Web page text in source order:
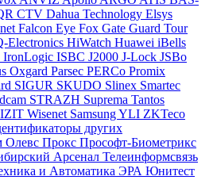
CTV Dahua Technology Elsys
Falcon Eye Fox Gate Guard Tour
Electronics HiWatch Huawei iBells
IronLogic ISBC J2000 J-Lock JSBo
Oxgard Parsec PERCo Promix
SIGUR SKUDO Slinex Smartec
STRAZH Suprema Tantos
Wisenet SamsungYLI ZKTeco
других
Олевс Прокс Прософт-Биометрикс
Арсенал Телеинформсвязь
и Автоматика ЭРА Юнитест